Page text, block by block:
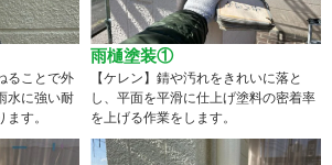
ることで外
水に強い耐
す。
雨樋塗装①
【ケレン】錆や汚れをきれいに落と
し、平面を平滑に仕上げ塗料の密着率
を上げる作業をします。